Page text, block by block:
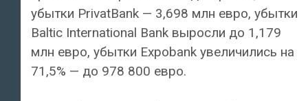
убытки PrivatBank — 3,698 млн евро, убытки
Baltic International Bank выросли до 1,179
млн евро, убытки Expobank увеличились на
71,5% — до 978 800 евро.